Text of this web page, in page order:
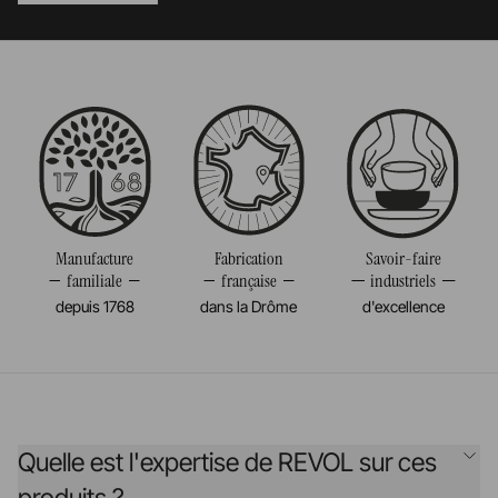
Manufacture
familiale
depuis 1768
Fabrication
française
dans la Drôme
Savoir-faire
industriels
d'excellence
Quelle est l'expertise de REVOL sur ces